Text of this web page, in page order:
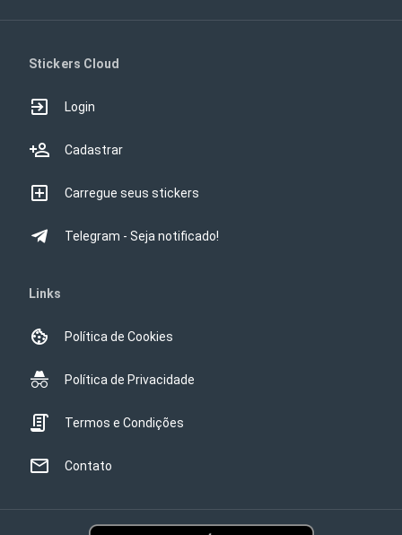
Stickers Cloud
Login
Cadastrar
Carregue seus stickers
Telegram - Seja notificado!
Links
Política de Cookies
Política de Privacidade
Termos e Condições
Contato